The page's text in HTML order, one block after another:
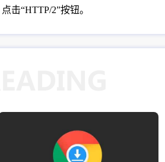
击“HTTP/2”按钮。